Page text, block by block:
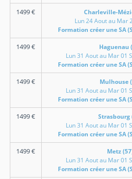
1499€
Charleville-
Lun 24 Aout au Mar
Formation créer une SA
1499€
Haguenau
Lun 31 Aout au Mar 01
Formation créer une SA
1499€
Mulhouse
Lun 31 Aout au Mar 01
Formation créer une SA
1499€
Strasbourg
Lun 31 Aout au Mar 01
Formation créer une SA
1499€
Metz
Lun 31 Aout au Mar 01
Formation créer une SA